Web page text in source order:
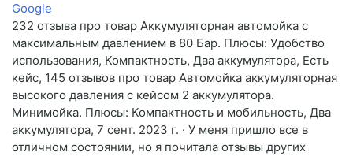
Google
232 отзыва про товар Аккумуляторная автомойка с
максимальным давлением в 80 Бар. Плюсы: Удобство
использования, Компактность, Два аккумулятора, Есть
кейс, 145 отзывов про товар Автомойка аккумуляторная
высокого давления с кейсом 2 аккумулятора.
Минимойка. Плюсы: Компактность и мобильность, Два
аккумулятора, 7 сент. 2023 г. · У меня пришло все в
отличном состоянии, но я почитала отзывы других